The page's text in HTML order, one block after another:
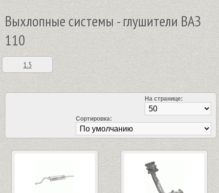
Выхлопные системы - глушители ВАЗ
110
1.5
На странице:
Сортировка: